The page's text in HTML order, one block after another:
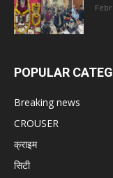
POPULAR
Breaking news
CROUSER
क्राइम
सिटी